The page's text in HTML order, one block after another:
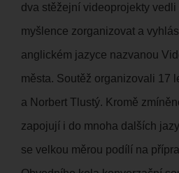
dva stěžejní videoprojekty
myšlence zorganizovat a
anglickém jazyce nazvanou
města. Soutěž organizovali 17
a Norbert Tlustý. Kromě
zapojují i do mnoha dalších
se velkou měrou podílí na